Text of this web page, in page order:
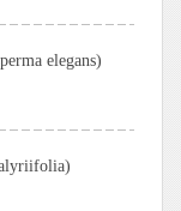
elegans)